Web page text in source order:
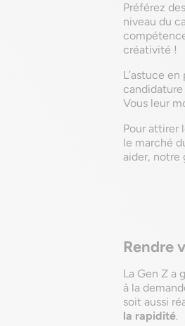
Préférez
niveau du
créativité !
L’astuce
Vous leur
Pour attirer
le marché
aider, notre
Rendre
La Gen Z a
à la
soit aussi
la rapidité.